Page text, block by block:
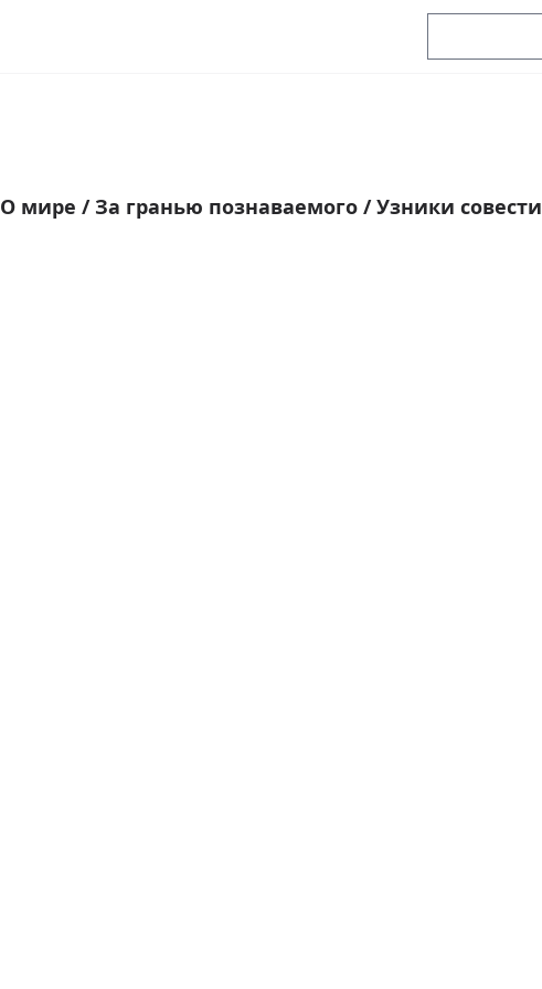
О мире / За гранью познаваемого /Узники совести